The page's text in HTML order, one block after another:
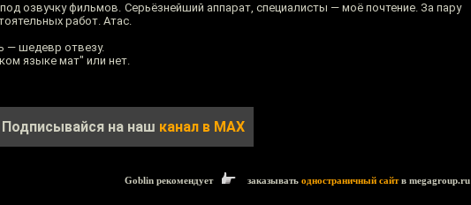
озвучку фильмов. Серьёзнейший аппарат, специалисты — моё почтение. За пару
работ. Атас.
— шедевр отвезу.
языке мат" или нет.
Подписывайся на наш канал в MAX
Goblin рекомендует заказывать одностраничный сайтв megagroup.ru